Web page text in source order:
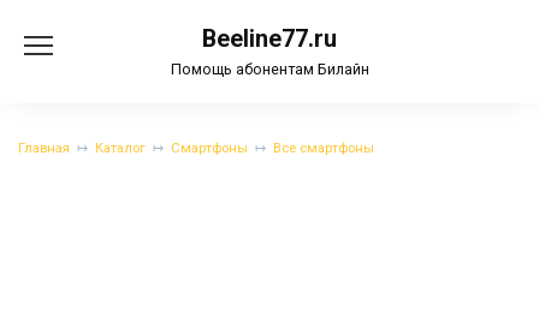
содержанию
Beeline77.ru
Помощь абонентам Билайн
Главная Каталог Смартфоны Все смартфоны